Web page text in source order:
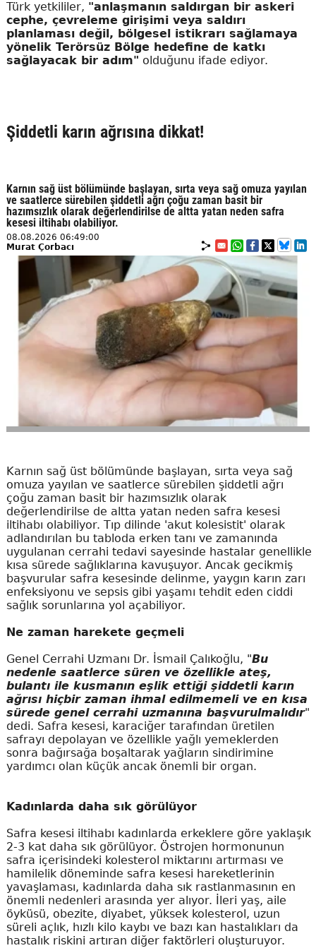
Türk yetkililer, "anlaşmanın saldırgan bir askeri
cephe, çevreleme girişimi veya saldırı
planlaması değil, bölgesel istikrarı sağlamaya
yönelik Terörsüz Bölge hedefine de katkı
sağlayacak bir adım" olduğunu ifade ediyor.
Şiddetli karın ağrısına dikkat!
Karnın sağ üst bölümünde başlayan, sırta veya sağ omuza yayılan
ve saatlerce sürebilen şiddetli ağrı çoğu zaman basit bir
hazımsızlık olarak değerlendirilse de altta yatan neden safra
kesesi iltihabı olabiliyor.
08.08.2026 06:49:00
Murat Çorbacı
Karnın sağ üst bölümünde başlayan, sırta veya sağ
omuza yayılan ve saatlerce sürebilen şiddetli ağrı
çoğu zaman basit bir hazımsızlık olarak
değerlendirilse de altta yatan neden safra kesesi
iltihabı olabiliyor. Tıp dilinde 'akut kolesistit' olarak
adlandırılan bu tabloda erken tanı ve zamanında
uygulanan cerrahi tedavi sayesinde hastalar genellikle
kısa sürede sağlıklarına kavuşuyor. Ancak gecikmiş
başvurular safra kesesinde delinme, yaygın karın zarı
enfeksiyonu ve sepsis gibi yaşamı tehdit eden ciddi
sağlık sorunlarına yol açabiliyor.
Ne zaman harekete geçmeli
Genel Cerrahi Uzmanı Dr. İsmail Çalıkoğlu, "Bu
nedenle saatlerce süren ve özellikle ateş,
bulantı ile kusmanın eşlik ettiği şiddetli karın
ağrısı hiçbir zaman ihmal edilmemeli ve en kısa
sürede genel cerrahi uzmanına başvurulmalıdır"
dedi. Safra kesesi, karaciğer tarafından üretilen
safrayı depolayan ve özellikle yağlı yemeklerden
sonra bağırsağa boşaltarak yağların sindirimine
yardımcı olan küçük ancak önemli bir organ.
Kadınlarda daha sık görülüyor
Safra kesesi iltihabı kadınlarda erkeklere göre yaklaşık
2-3 kat daha sık görülüyor. Östrojen hormonunun
safra içerisindeki kolesterol miktarını artırması ve
hamilelik döneminde safra kesesi hareketlerinin
yavaşlaması, kadınlarda daha sık rastlanmasının en
önemli nedenleri arasında yer alıyor. İleri yaş, aile
öyküsü, obezite, diyabet, yüksek kolesterol, uzun
süreli açlık, hızlı kilo kaybı ve bazı kan hastalıkları da
hastalık riskini artıran diğer faktörleri oluşturuyor.